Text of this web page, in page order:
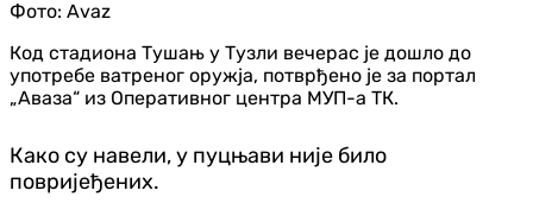
Фото: Avaz
Код стадиона Тушањ у Тузли вечерас је дошло до
употребе ватреног оружја, потврђено је за портал
„Аваза“ из Оперативног центра МУП-а ТК.
Како су навели, у пуцњави није било
повријеђених.